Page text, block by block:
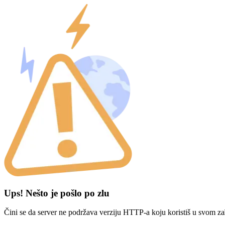
Ups! Nešto je pošlo po zlu
Čini se da server ne podržava verziju HTTP-a koju koristiš u svom